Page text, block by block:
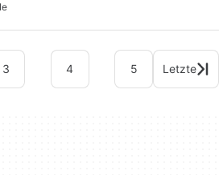
3 4 5 Letzte